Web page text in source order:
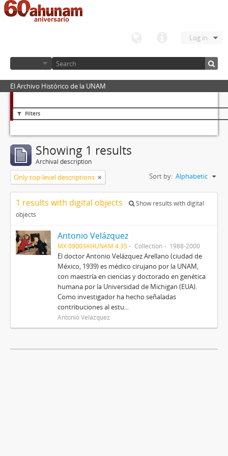
Log in
El Archivo Histórico de la UNAM
Filters
Showing 1 results
Archival description
Only top-level descriptions Sort by: Alphabetic
1 results with digital objects
Show results with digital
objects
Antonio Velázquez
MX 09003AHUNAM 4.35 Collection 1988-2000
El doctor Antonio Velázquez Arellano (ciudad de
México, 1939) es médico cirujano por la UNAM,
con maestría en ciencias y doctorado en genética
humana por la Universidad de Michigan (EUA).
Como investigador ha hecho señaladas
contribuciones al estu...
Antonio Velázquez